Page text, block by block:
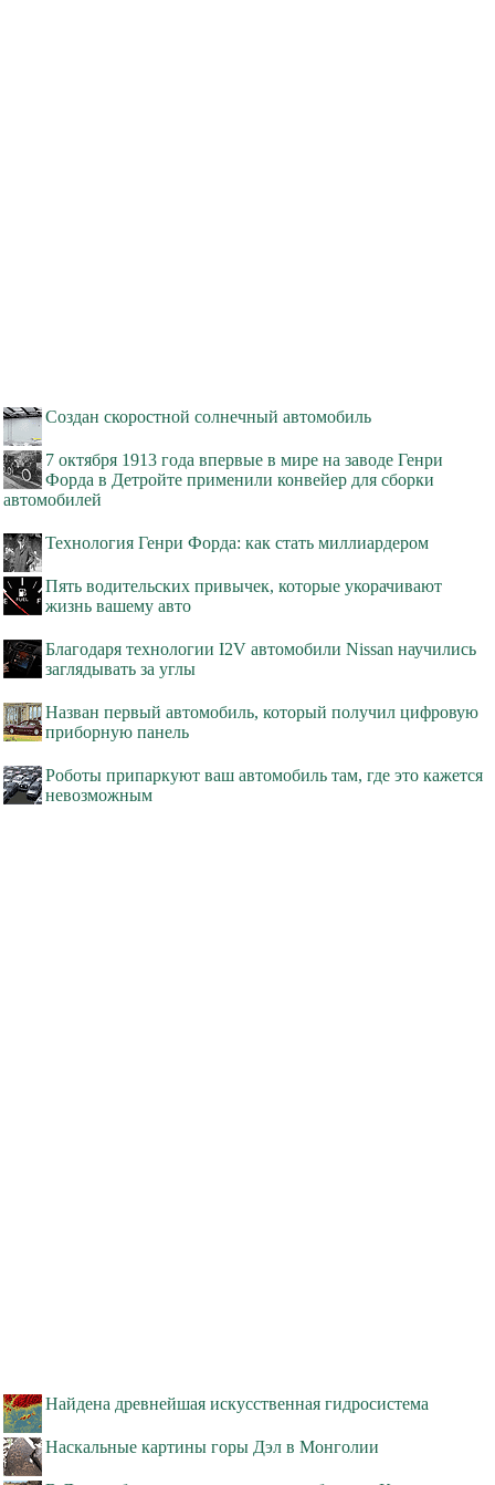
Создан скоростной солнечный автомобиль
7 октября 1913 года впервые в мире на заводе Генри
Форда в Детройте применили конвейер для сборки
автомобилей
Технология Генри Форда: как стать миллиардером
Пять водительских привычек, которые укорачивают
жизнь вашему авто
Благодаря технологии I2V автомобили Nissan научились
заглядывать за углы
Назван первый автомобиль, который получил цифровую
приборную панель
Роботы припаркуют ваш автомобиль там, где это кажется
невозможным
Найдена древнейшая искусственная гидросистема
Наскальные картины горы Дэл в Монголии